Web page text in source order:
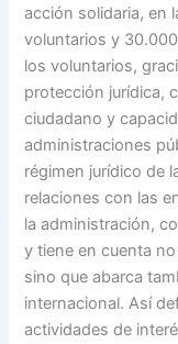
acción solidaria, en
voluntarios y
los voluntarios,
protección jurídica,
ciudadano y
administraciones
régimen jurídico de
relaciones con las
la administración,
y tiene en cuenta
sino que abarca
internacional. Así
actividades de